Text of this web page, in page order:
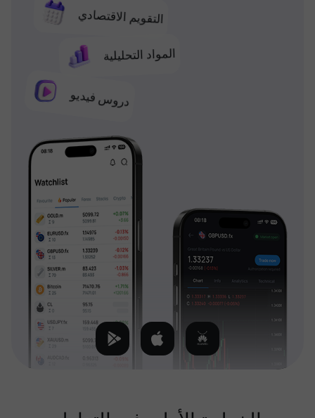
التقويم الاقتصادي
المواد التحليلية
دروس فيديو